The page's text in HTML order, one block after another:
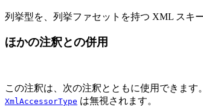
列挙型を、列挙ファセットを持つ XML スキ
ほかの注釈との併用
この注釈は、次の注釈とともに使用できます。
XmlAccessorType は無視されます。